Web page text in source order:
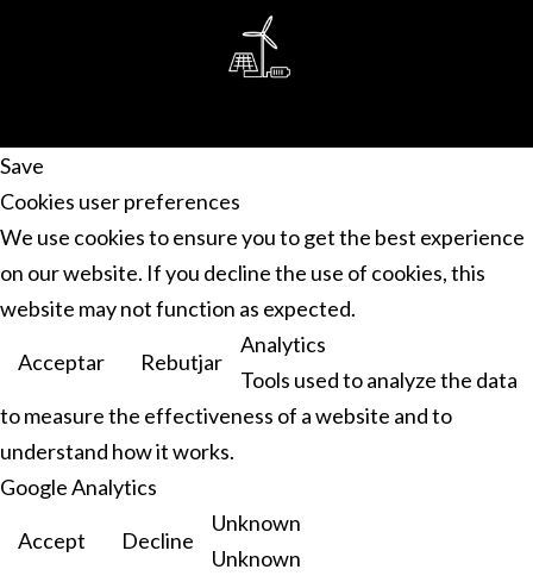
Save
Cookies user preferences
We use cookies to ensure you to get the best experience
on our website. If you decline the use of cookies, this
website may not function as expected.
Acceptar Rebutjar
Analytics
Tools used to analyze the data
to measure the effectiveness of a website and to
understand how it works.
Google Analytics
Accept Decline
Unknown
Unknown